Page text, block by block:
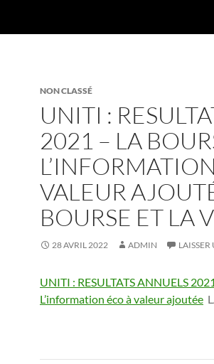
NON CLASSÉ
UNITI :
2021 – LA
VALEUR
BOURSE ET LA
28 AVRIL 2022 ADMIN
UNITI : RESULTATS ANNUELS
L’information éco à valeur ajoutée